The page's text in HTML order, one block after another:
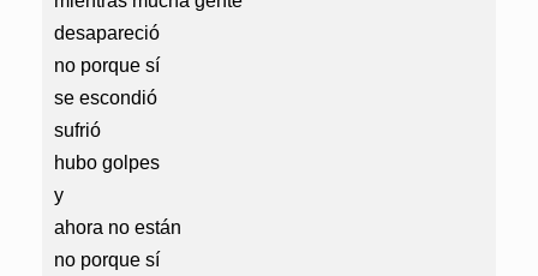
desapareció
no porque sí
se escondió
sufrió
hubo golpes
y
ahora no están
no porque sí